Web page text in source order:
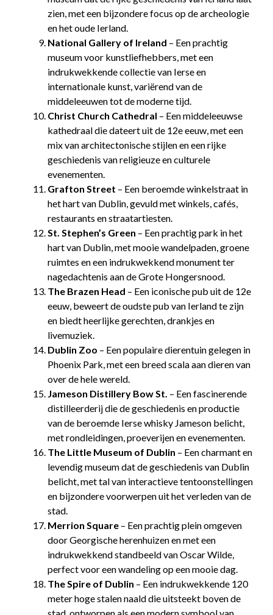
zien, met een bijzondere focus op de archeologie
en het oude Ierland.
National Gallery of Ireland – Een prachtig
museum voor kunstliefhebbers, met een
indrukwekkende collectie van Ierse en
internationale kunst, variërend van de
middeleeuwen tot de moderne tijd.
Christ Church Cathedral – Een middeleeuwse
kathedraal die dateert uit de 12e eeuw, met een
mix van architectonische stijlen en een rijke
geschiedenis van religieuze en culturele
evenementen.
Grafton Street – Een beroemde winkelstraat in
het hart van Dublin, gevuld met winkels, cafés,
restaurants en straatartiesten.
St. Stephen’s Green – Een prachtig park in het
hart van Dublin, met mooie wandelpaden, groene
ruimtes en een indrukwekkend monument ter
nagedachtenis aan de Grote Hongersnood.
The Brazen Head – Een iconische pub uit de 12e
eeuw, beweert de oudste pub van Ierland te zijn
en biedt heerlijke gerechten, drankjes en
livemuziek.
Dublin Zoo – Een populaire dierentuin gelegen in
Phoenix Park, met een breed scala aan dieren van
over de hele wereld.
Jameson Distillery Bow St. – Een fascinerende
distilleerderij die de geschiedenis en productie
van de beroemde Ierse whisky Jameson belicht,
met rondleidingen, proeverijen en evenementen.
The Little Museum of Dublin – Een charmant en
levendig museum dat de geschiedenis van Dublin
belicht, met tal van interactieve tentoonstellingen
en bijzondere voorwerpen uit het verleden van de
stad.
Merrion Square – Een prachtig plein omgeven
door Georgische herenhuizen en met een
indrukwekkend standbeeld van Oscar Wilde,
perfect voor een wandeling op een mooie dag.
The Spire of Dublin – Een indrukwekkende 120
meter hoge stalen naald die uitsteekt boven de